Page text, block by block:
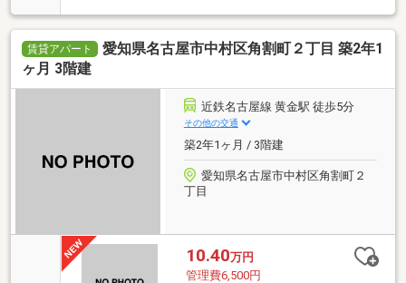
賃貸アパート
愛知県名古屋市中村区角割町２丁目 築2年1
ヶ月 3階建
近鉄名古屋線 黄金駅 徒歩5分
その他の交通
築2年1ヶ月 / 3階建
愛知県名古屋市中村区角割町２
丁目
10.40万円
管理費6,500円